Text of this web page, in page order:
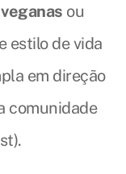
veganas ou
estilo de vida
em direção
comunidade